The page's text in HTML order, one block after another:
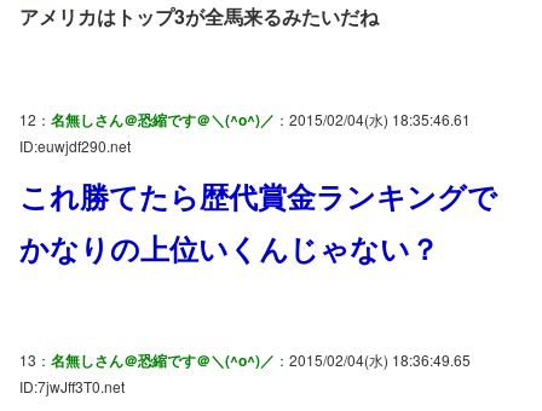
アメリカはトップ3が全馬来るみたいだね
12： 名無しさん＠恐縮です＠＼(^o^)／ ：2015/02/04(水) 18:35:46.61
ID:euwjdf290.net
これ勝てたら歴代賞金ランキングで
かなりの上位いくんじゃない？
13： 名無しさん＠恐縮です＠＼(^o^)／ ：2015/02/04(水) 18:36:49.65
ID:7jwJff3T0.net